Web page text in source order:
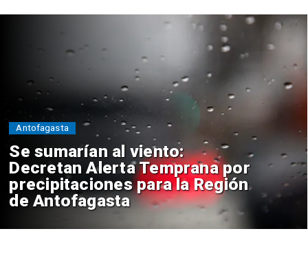
Se sumarían al viento:
Decretan Alerta Temprana por
precipitaciones para la Región
de Antofagasta
Antofagasta